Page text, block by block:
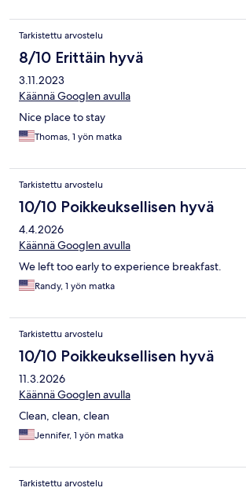
Tarkistettu arvostelu
8/10 Erittäin hyvä
3.11.2023
Käännä Googlen avulla
Nice place to stay
Thomas, 1 yön matka
Tarkistettu arvostelu
10/10 Poikkeuksellisen hyvä
4.4.2026
Käännä Googlen avulla
We left too early to experience breakfast.
Randy, 1 yön matka
Tarkistettu arvostelu
10/10 Poikkeuksellisen hyvä
11.3.2026
Käännä Googlen avulla
Clean, clean, clean
Jennifer, 1 yön matka
Tarkistettu arvostelu